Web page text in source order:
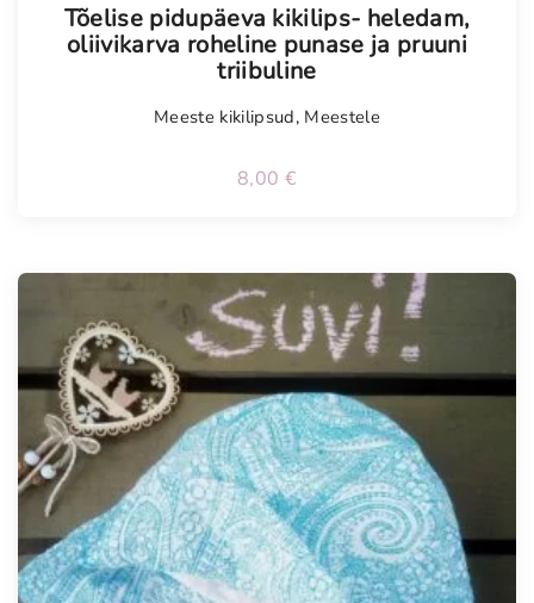
Tõelise pidupäeva kikilips- heledam,
oliivikarva roheline punase ja pruuni
triibuline
Meeste kikilipsud, Meestele
8,00 €